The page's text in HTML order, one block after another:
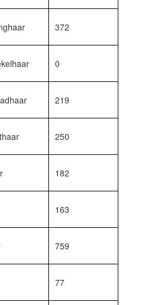
372
0
219
250
182
163
759
77